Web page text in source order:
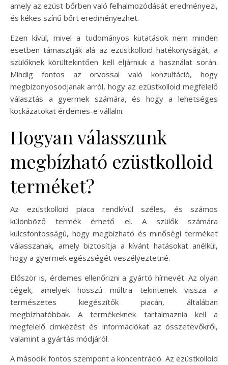
amely az ezüst bőrben való felhalmozódását eredményezi,
és kékes színű bőrt eredményezhet.
Ezen kívül, mivel a tudományos kutatások nem minden
esetben támasztják alá az ezüstkolloid hatékonyságát, a
szülőknek körültekintően kell eljárniuk a használat során.
Mindig fontos az orvossal való konzultáció, hogy
megbizonyosodjanak arról, hogy az ezüstkolloid megfelelő
választás a gyermek számára, és hogy a lehetséges
kockázatokat érdemes-e vállalni.
Hogyan válasszunk
megbízható ezüstkolloid
terméket?
Az ezüstkolloid piaca rendkívül széles, és számos
különböző termék érhető el. A szülők számára
kulcsfontosságú, hogy megbízható és minőségi terméket
válasszanak, amely biztosítja a kívánt hatásokat anélkül,
hogy a gyermek egészségét veszélyeztetné.
Először is, érdemes ellenőrizni a gyártó hírnevét. Az olyan
cégek, amelyek hosszú múltra tekintenek vissza a
természetes kiegészítők piacán, általában
megbízhatóbbak. A termékeknek tartalmaznia kell a
megfelelő címkézést és információkat az összetevőkről,
valamint a gyártás módjáról.
A második fontos szempont a koncentráció. Az ezüstkolloid